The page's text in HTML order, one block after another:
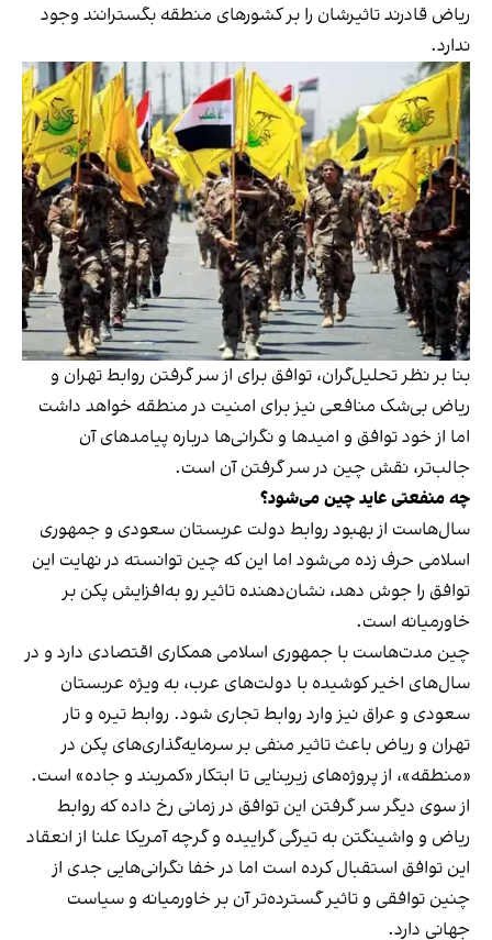
ریاض قادرند تاثیرشان را بر کشورهای منطقه بگسترانند وجود
ندارد.
بنا بر نظر تحلیل‌گران، توافق برای از سر گرفتن روابط تهران و
ریاض بی‌شک منافعی نیز برای امنیت در منطقه خواهد داشت
اما از خود توافق و امیدها و نگرانی‌ها درباره پیامدهای آن
جالب‌تر، نقش چین در سر گرفتن آن است.
چه منفعتی عاید چین می‌شود؟
سال‌هاست از بهبود روابط دولت عربستان سعودی و جمهوری
اسلامی حرف زده می‌شود اما این که چین توانسته در نهایت این
توافق را جوش دهد، نشان‌دهنده تاثیر رو به‌افزایش پکن بر
خاورمیانه است.
چین مدت‌هاست با جمهوری اسلامی همکاری اقتصادی دارد و در
سال‌های اخیر کوشیده با دولت‌های عرب، به‌ ویژه عربستان
سعودی و عراق نیز وارد روابط تجاری شود. روابط تیره‌ و تار
تهران و ریاض باعث تاثیر منفی بر سرمایه‌گذاری‌های پکن در
«منطقه»، از پروژه‌های زیربنایی تا ابتکار «کمربند و جاده» است.
از سوی دیگر سر گرفتن این توافق در زمانی رخ داده که روابط
ریاض و واشینگتن به تیرگی گراییده و گرچه آمریکا علنا از انعقاد
این توافق استقبال کرده است اما در خفا نگرانی‌هایی جدی از
چنین توافقی و تاثیر گسترده‌تر آن بر خاورمیانه و سیاست
جهانی دارد.